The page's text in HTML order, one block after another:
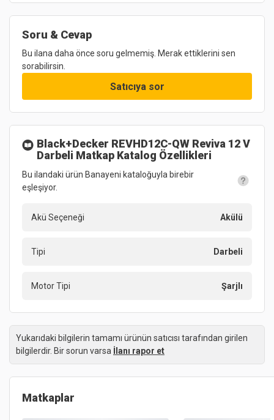
Soru & Cevap
Bu ilana daha önce soru gelmemiş. Merak ettiklerini sen
sorabilirsin.
Satıcıya sor
Black+Decker REVHD12C-QW Reviva 12 V
Darbeli Matkap Katalog Özellikleri
Bu ilandaki ürün Banayeni kataloğuyla birebir
eşleşiyor.
Akü Seçeneği Akülü
Tipi Darbeli
Motor Tipi Şarjlı
Yukarıdaki bilgilerin tamamı ürünün satıcısı tarafından girilen
bilgilerdir. Bir sorun varsa İlanı rapor et
Matkaplar